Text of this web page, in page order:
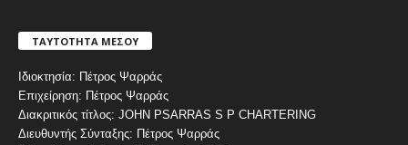
ΤΑΥΤΟΤΗΤΑ ΜΕΣΟΥ
Ιδιοκτησία: Πέτρος Ψαρράς
Επιχείρηση: Πέτρος Ψαρράς
Διακριτικός τίτλος: JOHN PSARRAS S P CHARTERING
Διευθυντής Σύνταξης: Πέτρος Ψαρράς